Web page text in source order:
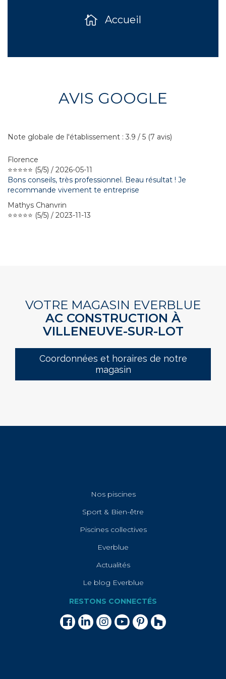
Accueil
AVIS GOOGLE
Note globale de l'établissement : 3.9 / 5 (7 avis)
Florence
⭐⭐⭐⭐⭐ (5/5) / 2026-05-11
Bons conseils, très professionnel. Beau résultat ! Je
recommande vivement te entreprise
Mathys Chanvrin
⭐⭐⭐⭐⭐ (5/5) / 2023-11-13
VOTRE MAGASIN EVERBLUE
AC CONSTRUCTION À
VILLENEUVE-SUR-LOT
Coordonnées et horaires de notre
magasin
Nos piscines
Sport & Bien-être
Piscines collectives
Everblue
Actualités
Le blog Everblue
RESTONS CONNECTÉS